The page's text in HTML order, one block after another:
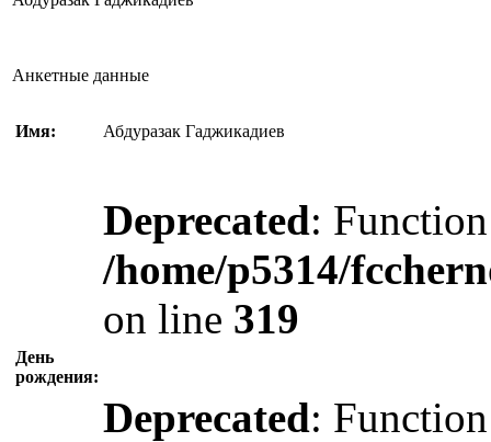
Анкетные данные
Имя: Абдуразак Гаджикадиев
День
рождения:
Deprecated:
/home/p5314/
on line 319
Deprecated: